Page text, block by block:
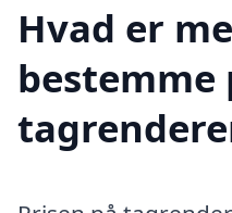
Hvad er
bestemme